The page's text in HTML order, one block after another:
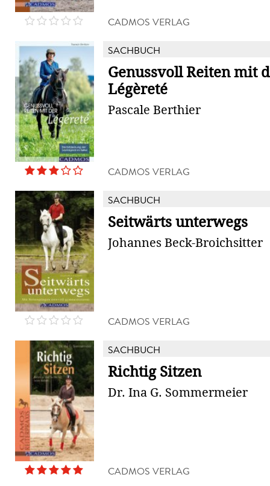
CADMOS VERLAG
SACHBUCH
Genussvoll Reiten mit
Légèreté
Pascale Berthier
CADMOS VERLAG
SACHBUCH
Seitwärts unterwegs
Johannes Beck-Broichsitter
CADMOS VERLAG
SACHBUCH
Richtig Sitzen
Dr. Ina G. Sommermeier
CADMOS VERLAG